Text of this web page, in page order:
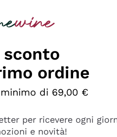
sconto
ordine
di 69,00 €
per ricevere ogni
e novità!